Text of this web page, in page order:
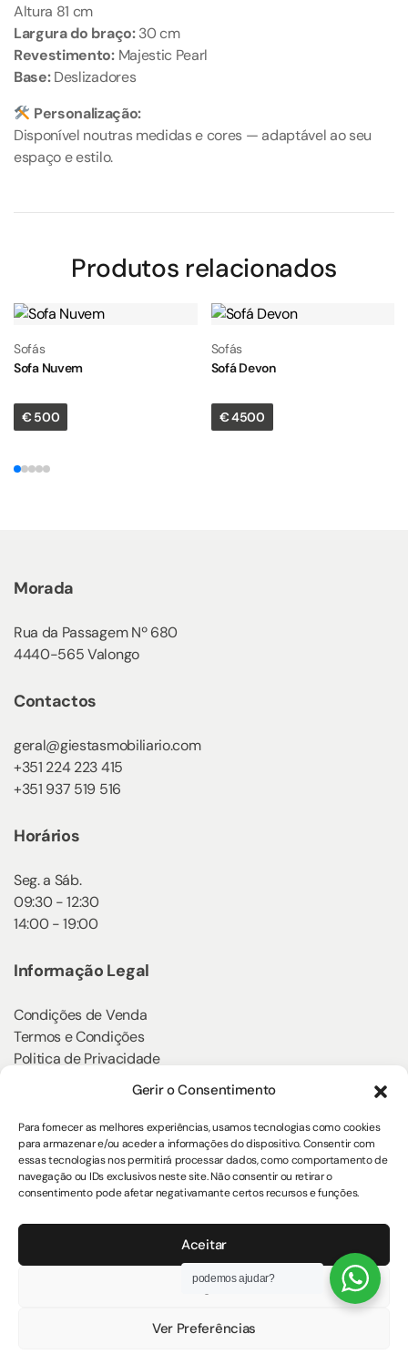
Gerir o Consentimento
Para fornecer as melhores experiências, usamos tecnologias como cookies
para armazenar e/ou aceder a informações do dispositivo. Consentir com
essas tecnologias nos permitirá processar dados, como comportamento de
navegação ou IDs exclusivos neste site. Não consentir ou retirar o
consentimento pode afetar negativamante certos recursos e funções.
Aceitar
Negar
Ver Preferências
Altura 81 cm
Largura do braço:30 cm
Revestimento: Majestic Pearl
Base:Deslizadores
Personalização:
Disponível noutras medidas e cores — adaptável ao seu
espaço e estilo.
Produtos relacionados
Sofás
Sofa Nuvem
€500
Sofás
Sofá Devon
€4500
Morada
Rua da Passagem Nº 680
4440-565 Valongo
Contactos
geral@giestasmobiliario.com
+351 224 223 415
+351 937 519 516
Horários
Seg. a Sáb.
09:30 - 12:30
14:00 - 19:00
Informação Legal
Condições de Venda
Termos e Condições
Politica de Privacidade
Siga-nos
podemos ajudar?